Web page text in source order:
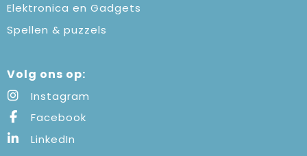
Elektronica en Gadgets
Spellen & puzzels
Volg ons op:
Instagram
Facebook
LinkedIn